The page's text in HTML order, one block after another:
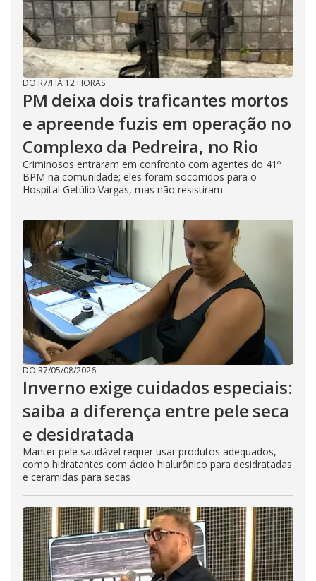
DO R7/HÁ 12 HORAS
PM deixa dois traficantes mortos
e apreende fuzis em operação no
Complexo da Pedreira, no Rio
Criminosos entraram em confronto com agentes do 41º
BPM na comunidade; eles foram socorridos para o
Hospital Getúlio Vargas, mas não resistiram
DO R7/05/08/2026
Inverno exige cuidados especiais:
saiba a diferença entre pele seca
e desidratada
Manter pele saudável requer usar produtos adequados,
como hidratantes com ácido hialurônico para desidratadas
e ceramidas para secas